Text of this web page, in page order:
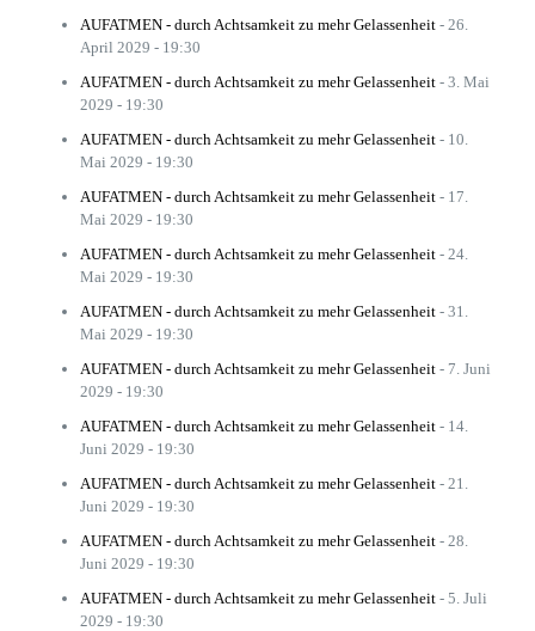
AUFATMEN - durch Achtsamkeit zu mehr Gelassenheit- 26.
April 2029 - 19:30
AUFATMEN - durch Achtsamkeit zu mehr Gelassenheit- 3. Mai
2029 - 19:30
AUFATMEN - durch Achtsamkeit zu mehr Gelassenheit- 10.
Mai 2029 - 19:30
AUFATMEN - durch Achtsamkeit zu mehr Gelassenheit- 17.
Mai 2029 - 19:30
AUFATMEN - durch Achtsamkeit zu mehr Gelassenheit- 24.
Mai 2029 - 19:30
AUFATMEN - durch Achtsamkeit zu mehr Gelassenheit- 31.
Mai 2029 - 19:30
AUFATMEN - durch Achtsamkeit zu mehr Gelassenheit- 7. Juni
2029 - 19:30
AUFATMEN - durch Achtsamkeit zu mehr Gelassenheit- 14.
Juni 2029 - 19:30
AUFATMEN - durch Achtsamkeit zu mehr Gelassenheit- 21.
Juni 2029 - 19:30
AUFATMEN - durch Achtsamkeit zu mehr Gelassenheit- 28.
Juni 2029 - 19:30
AUFATMEN - durch Achtsamkeit zu mehr Gelassenheit- 5. Juli
2029 - 19:30